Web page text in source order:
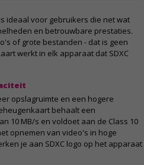
ideaal voor gebruikers die net wat
en betrouwbare prestaties.
of grote bestanden - dat is geen
werkt in elk apparaat dat SDXC
opslagruimte en een hogere
behaalt een
10 MB/s en voldoet aan de Class 10
opnemen van video's in hoge
je aan SDXC logo op het apparaat